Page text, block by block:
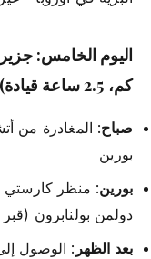
كم، 2.5 ساعة قيادة)
صباح: المغادرة من
بورين
بورين: منظر كارستي
دولمن بولنابرون (قبر
بعد الظهر : الوصول